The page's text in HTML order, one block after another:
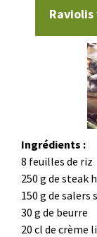
Ingrédients :
8 feuilles de riz
250 g de steak
150 g de salers
30 g de beurre
20 cl de crème